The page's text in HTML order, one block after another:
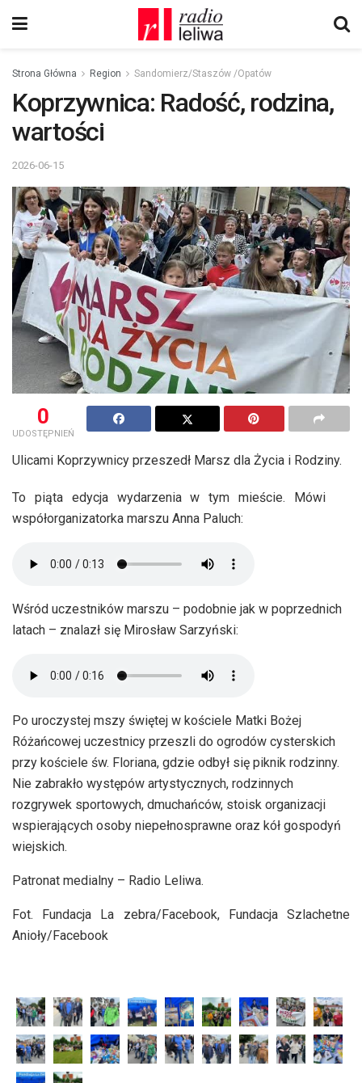
Strona Główna Region Sandomierz/Staszów /Opatów
Koprzywnica: Radość, rodzina,
wartości
2026-06-15
0
UDOSTĘPNIEŃ
Ulicami Koprzywnicy przeszedł Marsz dla Życia i Rodziny.
To piąta edycja wydarzenia w tym mieście. Mówi
współorganizatorka marszu Anna Paluch:
Wśród uczestników marszu – podobnie jak w poprzednich
latach – znalazł się Mirosław Sarzyński:
Po uroczystej mszy świętej w kościele Matki Bożej
Różańcowej uczestnicy przeszli do ogrodów cysterskich
przy kościele św. Floriana, gdzie odbył się piknik rodzinny.
Nie zabrakło występów artystycznych, rodzinnych
rozgrywek sportowych, dmuchańców, stoisk organizacji
wspierających osoby niepełnosprawne oraz kół gospodyń
wiejskich.
Patronat medialny – Radio Leliwa.
Fot. Fundacja La zebra/Facebook, Fundacja Szlachetne
Anioły/Facebook